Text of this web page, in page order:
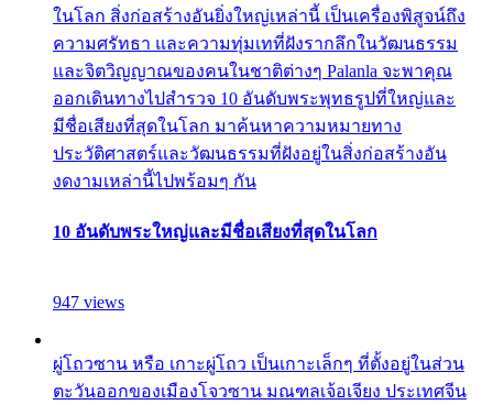
ในโลก สิ่งก่อสร้างอันยิ่งใหญ่เหล่านี้ เป็นเครื่องพิสูจน์ถึง
ความศรัทธา และความทุ่มเทที่ฝังรากลึกในวัฒนธรรม
และจิตวิญญาณของคนในชาติต่างๆ Palanla จะพาคุณ
ออกเดินทางไปสำรวจ 10 อันดับพระพุทธรูปที่ใหญ่และ
มีชื่อเสียงที่สุดในโลก มาค้นหาความหมายทาง
ประวัติศาสตร์และวัฒนธรรมที่ฝังอยู่ในสิ่งก่อสร้างอัน
งดงามเหล่านี้ไปพร้อมๆ กัน
10 อันดับพระใหญ่และมีชื่อเสียงที่สุดในโลก
947 views
ผู่โถวซาน หรือ เกาะผู่โถว เป็นเกาะเล็กๆ ที่ตั้งอยู่ในส่วน
ตะวันออกของเมืองโจวซาน มณฑลเจ้อเจียง ประเทศจีน